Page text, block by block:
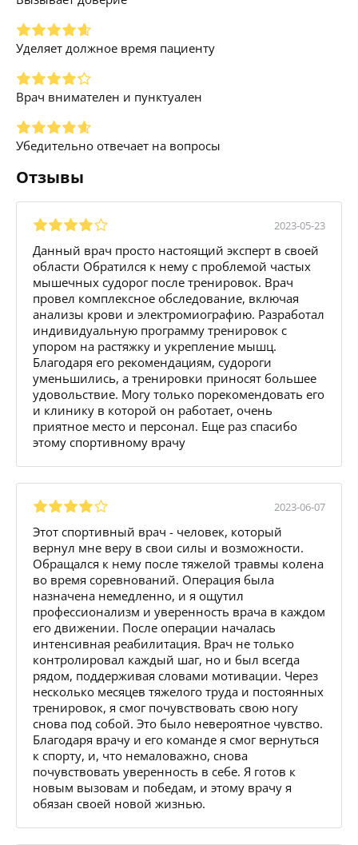
Уделяет должное время пациенту
Врач внимателен и пунктуален
Убедительно отвечает на вопросы
Отзывы
2023-05-23
Данный врач просто настоящий эксперт в своей
области Обратился к нему с проблемой частых
мышечных судорог после тренировок. Врач
провел комплексное обследование, включая
анализы крови и электромиографию. Разработал
индивидуальную программу тренировок с
упором на растяжку и укрепление мышц.
Благодаря его рекомендациям, судороги
уменьшились, а тренировки приносят большее
удовольствие. Могу только порекомендовать его
и клинику в которой он работает, очень
приятное место и персонал. Еще раз спасибо
этому спортивному врачу
2023-06-07
Этот спортивный врач - человек, который
вернул мне веру в свои силы и возможности.
Обращался к нему после тяжелой травмы колена
во время соревнований. Операция была
назначена немедленно, и я ощутил
профессионализм и уверенность врача в каждом
его движении. После операции началась
интенсивная реабилитация. Врач не только
контролировал каждый шаг, но и был всегда
рядом, поддерживая словами мотивации. Через
несколько месяцев тяжелого труда и постоянных
тренировок, я смог почувствовать свою ногу
снова под собой. Это было невероятное чувство.
Благодаря врачу и его команде я смог вернуться
к спорту, и, что немаловажно, снова
почувствовать уверенность в себе. Я готов к
новым вызовам и победам, и этому врачу я
обязан своей новой жизнью.